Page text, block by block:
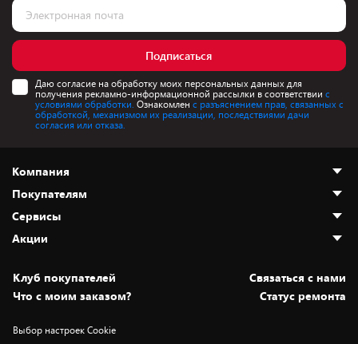
Подписаться
Даю согласие на обработку моих персональных данных для
получения рекламно-информационной рассылки в соответствии с
условиями обработки. Ознакомлен с разъяснением прав, связанных с
обработкой, механизмом их реализации, последствиями дачи
согласия или отказа.
Компания
О нас
Адреса магазинов
Новости
Статьи и обзоры
Вакансии
Дай пять добру!
Покупателям
Как сделать заказ
Оплата и доставка
Безналичный расчёт
Обмен и возврат товара
Обработка персональных данных
Сервисы
Установка техники
Для игровых консолей
Для мобильных устройств
Акции
Скидки и промокоды
Белорусские товары
Бонусы
Клуб покупателей
Cвязаться с нами
Что с моим заказом?
Статус ремонта
Выбор настроек Cookie